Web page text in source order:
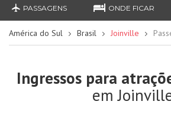
PASSAGENS ONDE FICAR
América do Sul Brasil Joinville
Ingressos para
em